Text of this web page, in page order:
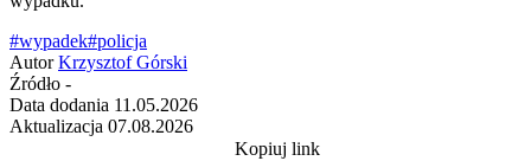
#wypadek#policja
Autor Krzysztof Górski
Źródło -
Data dodania 11.05.2026
Aktualizacja 07.08.2026
Kopiuj link